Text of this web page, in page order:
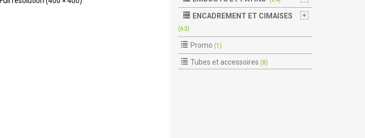
ENCADREMENT ET CIMAISES
(63)
Promo (1)
Tubes et accessoires (8)